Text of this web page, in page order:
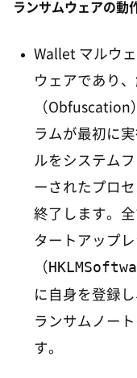
ランサムウェアの動
Wallet マルウ
ウェアであり
（Obfuscation
ラムが最初に
ルをシステム
ーされたプロ
終了します。
タートアップレ
（
に自身を登録
ランサムノー
す。